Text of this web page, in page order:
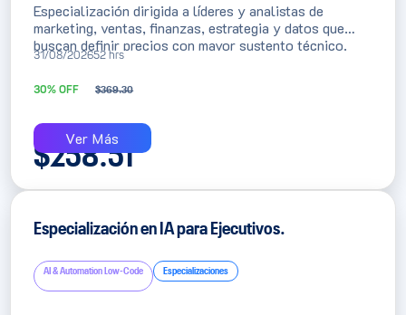
Especialización dirigida a líderes y analistas de
marketing, ventas, finanzas, estrategia y datos que
buscan definir precios con mayor sustento técnico.
Aprenderás a combinar analítica, modelos predictivos y
para el cliente.
31/08/202652 hrs
30% OFF $369.30
$258.51
Ver Más
Especialización en IA para Ejecutivos.
AI & Automation Low-Code Especializaciones